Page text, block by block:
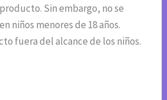
Sin embargo, no se
niños menores de 18 años.
fuera del alcance de los niños.